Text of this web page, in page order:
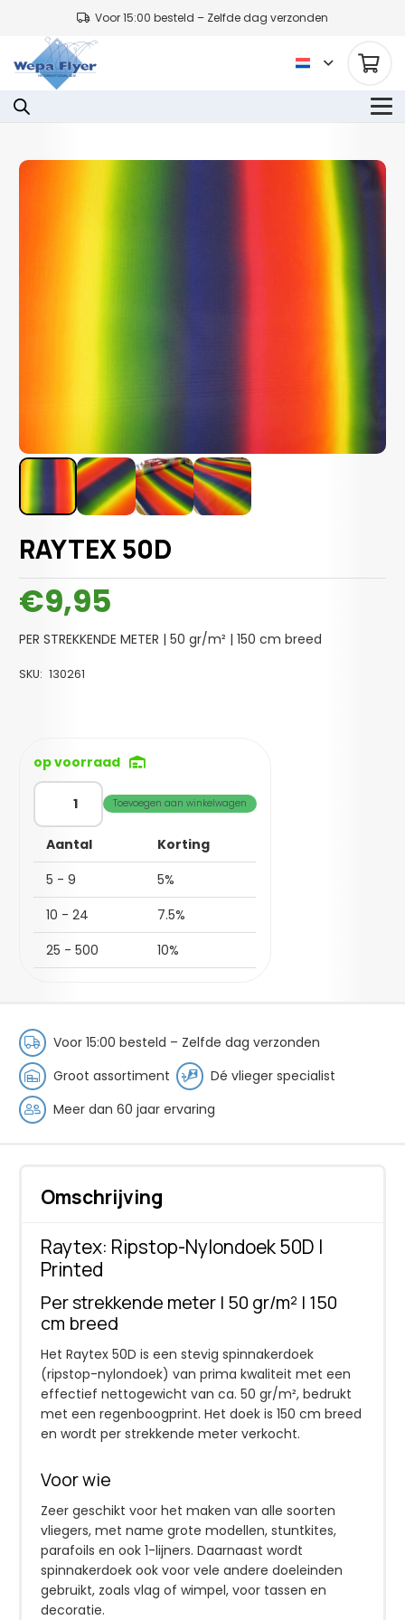
Voor 15:00 besteld – Zelfde dag verzonden
RAYTEX 50D
€9,95
PER STREKKENDE METER | 50 gr/m² | 150 cm breed
SKU: 130261
op voorraad
RAYTEX
aantal
Toevoegen aan winkelwagen
Aantal
Korting
5 - 9
5%
10 - 24
7.5%
25 - 500
10%
Voor 15:00 besteld – Zelfde dag verzonden
Groot assortiment
Dé vlieger specialist
Meer dan 60 jaar ervaring
Omschrijving
Raytex: Ripstop-Nylondoek 50D |
Printed
Per strekkende meter | 50 gr/m² | 150
cm breed
Het Raytex 50D is een stevig spinnakerdoek
(ripstop-nylondoek) van prima kwaliteit met een
effectief nettogewicht van ca. 50 gr/m², bedrukt
met een regenboogprint. Het doek is 150 cm breed
en wordt per strekkende meter verkocht.
Voor wie
Zeer geschikt voor het maken van alle soorten
vliegers, met name grote modellen, stuntkites,
parafoils en ook 1-lijners. Daarnaast wordt
spinnakerdoek ook voor vele andere doeleinden
gebruikt, zoals vlag of wimpel, voor tassen en
decoratie.